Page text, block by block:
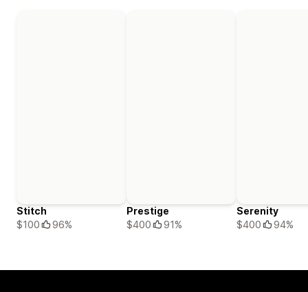
Stitch
$100
96%
Prestige
$400
91%
Serenity
$400
94%